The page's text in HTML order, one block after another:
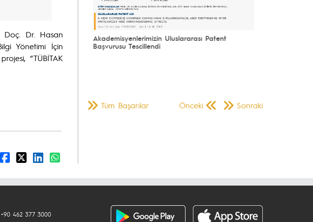
Doç. Dr. Hasan
Yönetimi İçin
“TÜBİTAK
Akademisyenlerimizin Uluslararası Patent
Başvurusu Tescillendi
Önceki Sonraki
Tüm Başarılar
+90 462 377 3000